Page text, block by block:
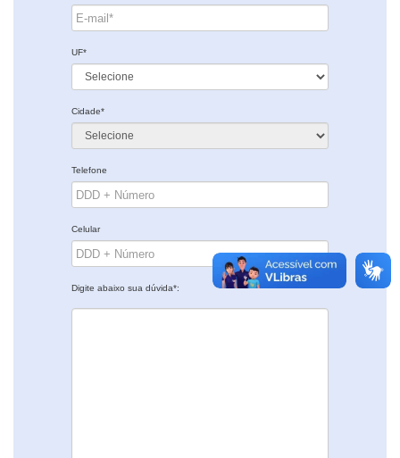
UF*
Cidade*
Telefone
Celular
Digite abaixo sua dúvida*: